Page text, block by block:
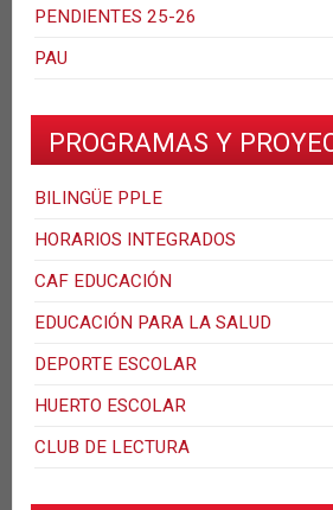
PENDIENTES 25-26
PAU
PROGRAMAS Y
BILINGÜE PPLE
HORARIOS INTEGRADOS
CAF EDUCACIÓN
EDUCACIÓN PARA LA SALUD
DEPORTE ESCOLAR
HUERTO ESCOLAR
CLUB DE LECTURA